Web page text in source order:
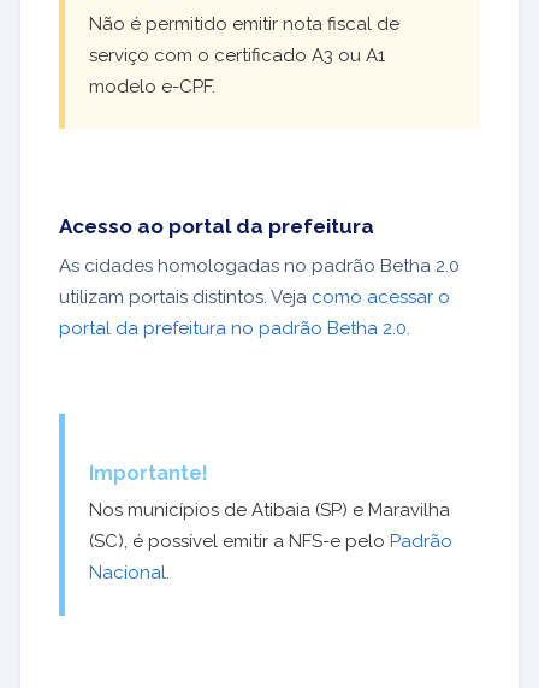
Não é permitido emitir nota fiscal de
serviço com o certificado A3 ou A1
modelo e-CPF.
Acesso ao portal da prefeitura
As cidades homologadas no padrão Betha 2.0
utilizam portais distintos. Veja como acessar o
portal da prefeitura no padrão Betha 2.0
Importante!
Nos municípios de Atibaia (SP) e Maravilha
(SC), é possível emitir a NFS-e pelo Padrão
Nacional.